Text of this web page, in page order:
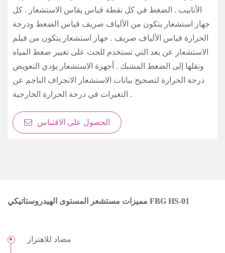
الأنابيب . الضغط في كل نقطة قياس يقاس الاستشعار . كل
جهاز استشعار يتكون من الألياف صريف قياس الضغط ودرجة
الحرارة قياس الألياف صريف . جهاز استشعار يتكون من فيلم
الاستشعار عن بعد التي تستخدم للحث على تغيير ضغط المياه
ونقلها إلى الضغط المشبك . أجهزة الاستشعار يؤدي التعويض
درجة الحرارة لتصحيح بيانات الاستشعار الانجراف الناجم عن
التغيرات في درجة الحرارة الخارجية .
الحصول على الاقتباس
مميزات مستشعر المستوى الهيدروستاتيكي FBG HS-01
مضاد للاهتزاز